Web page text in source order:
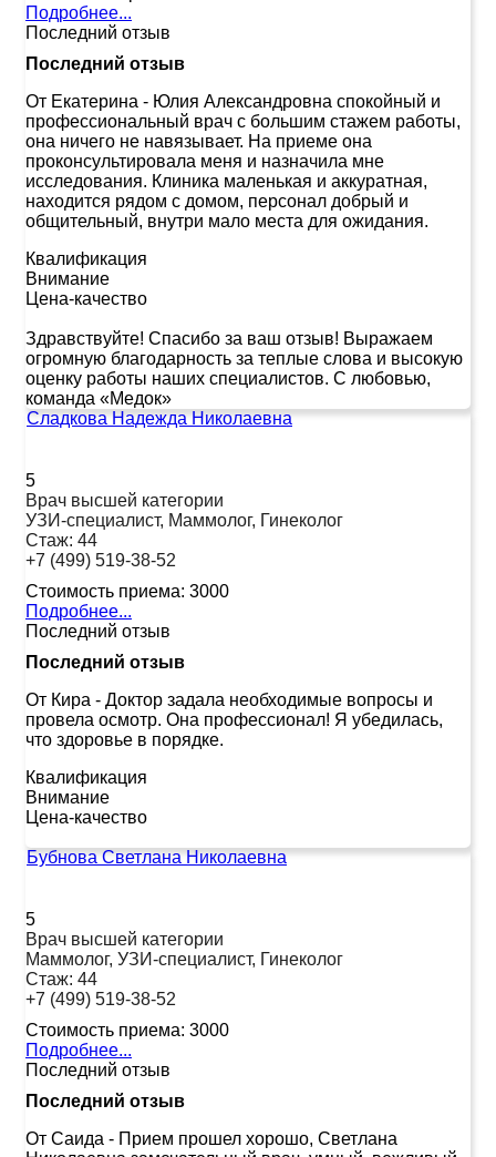
Подробнее...
Последний отзыв
Последний отзыв
От Екатерина - Юлия Александровна спокойный и
профессиональный врач с большим стажем работы,
она ничего не навязывает. На приеме она
проконсультировала меня и назначила мне
исследования. Клиника маленькая и аккуратная,
находится рядом с домом, персонал добрый и
общительный, внутри мало места для ожидания.
Квалификация
Внимание
Цена-качество
Здравствуйте! Спасибо за ваш отзыв! Выражаем
огромную благодарность за теплые слова и высокую
оценку работы наших специалистов. С любовью,
команда «Медок»
Сладкова Надежда Николаевна
5
Врач высшей категории
УЗИ-специалист, Маммолог, Гинеколог
Стаж: 44
+7 (499) 519-38-52
Стоимость приема: 3000
Подробнее...
Последний отзыв
Последний отзыв
От Кира - Доктор задала необходимые вопросы и
провела осмотр. Она профессионал! Я убедилась,
что здоровье в порядке.
Квалификация
Внимание
Цена-качество
Бубнова Светлана Николаевна
5
Врач высшей категории
Маммолог, УЗИ-специалист, Гинеколог
Стаж: 44
+7 (499) 519-38-52
Стоимость приема: 3000
Подробнее...
Последний отзыв
Последний отзыв
От Саида - Прием прошел хорошо, Светлана